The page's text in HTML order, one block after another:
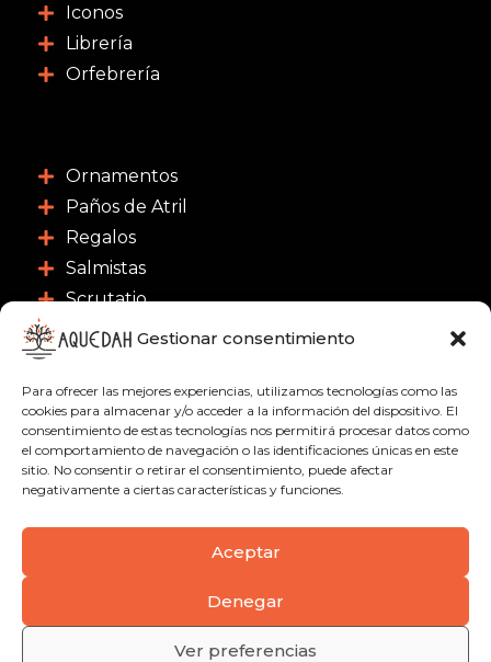
Gestionar consentimiento
Para ofrecer las mejores experiencias, utilizamos tecnologías como las
cookies para almacenar y/o acceder a la información del dispositivo. El
consentimiento de estas tecnologías nos permitirá procesar datos como
el comportamiento de navegación o las identificaciones únicas en este
sitio. No consentir o retirar el consentimiento, puede afectar
negativamente a ciertas características y funciones.
Aceptar
Denegar
Ver preferencias
Iconos
Librería
Orfebrería
Ornamentos
Paños de Atril
Regalos
Salmistas
Scrutatio
CONTACTO
C/ Nuestra Señora de las Nieves 3, 46003 -
Valencia
963 91 18 21
622 51 01 09
info@aquedah.com
Política de privacidadCondiciones de compraEnvíos